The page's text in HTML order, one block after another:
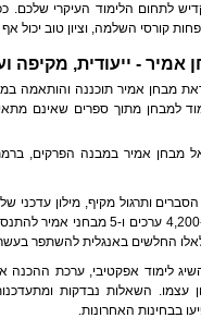
לתחום הלימוד העיקרי שלכם.
קורסי השלמה, וציון טוב יכול
- ייעודית, מקיפה
מבחן אמיר תוכננה והותאמה
למבחן מתוך ספרים שאינם
מבחן אמיר במבנה הפרקים, ברמת
ותרגול מקיף, מילון עדכני
בחינת אמיר הכולל כ-4,200
החלשים באנגלית להשתפר
לימוד אפקטיבי, ערכת
עצמו. השאלות נבדקות
בבחינות האחרונות.